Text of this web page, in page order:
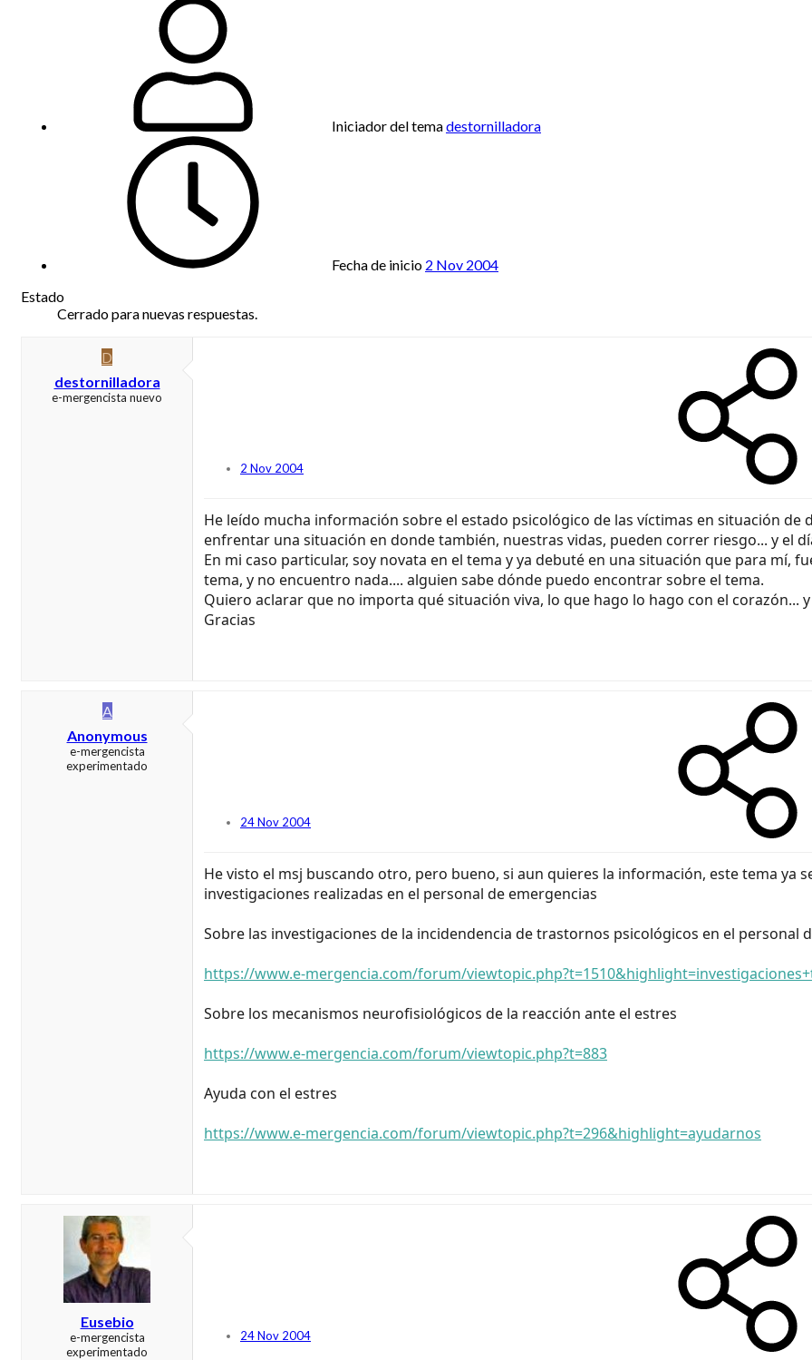
Iniciador del temadestornilladora
Fecha de inicio 2 Nov 2004
Estado
Cerrado para nuevas respuestas.
D
destornilladora
e-mergencista nuevo
2 Nov 2004
He leído mucha información sobre el estado psicológico de las víctimas en situación de
enfrentar una situación en donde también, nuestras vidas, pueden correr riesgo... y el
En mi caso particular, soy novata en el tema y ya debuté en una situación que para mí,
tema, y no encuentro nada.... alguien sabe dónde puedo encontrar sobre el tema.
Quiero aclarar que no importa qué situación viva, lo que hago lo hago con el corazón...
Gracias
A
Anonymous
e-mergencista
experimentado
24 Nov 2004
He visto el msj buscando otro, pero bueno, si aun quieres la información, este tema ya
investigaciones realizadas en el personal de emergencias
Sobre las investigaciones de la incidendencia de trastornos psicológicos en el personal
https://www.e-mergencia.com/forum/
Sobre los mecanismos neurofisiológicos de la reacción ante el estres
https://www.e-mergencia.com/forum/viewtopic.php?t=883
Ayuda con el estres
https://www.e-mergencia.com/forum/viewtopic.php?t=296&highlight=ayudarnos
Eusebio
e-mergencista
experimentado
24 Nov 2004